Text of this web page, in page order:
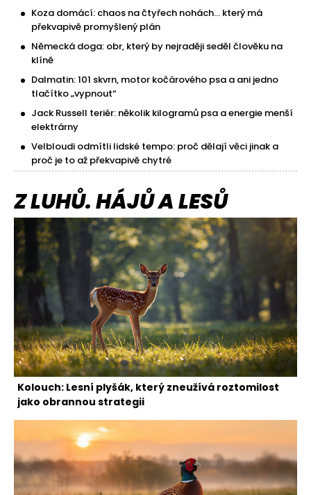
Koza domácí: chaos na čtyřech nohách… který má
překvapivě promyšlený plán
Německá doga: obr, který by nejraději seděl člověku na
klíně
Dalmatin: 101 skvrn, motor kočárového psa a ani jedno
tlačítko „vypnout“
Jack Russell teriér: několik kilogramů psa a energie menší
elektrárny
Velbloudi odmítli lidské tempo: proč dělají věci jinak a
proč je to až překvapivě chytré
Z LUHŮ. HÁJŮ A LESŮ
Kolouch: Lesní plyšák, který zneužívá roztomilost
jako obrannou strategii